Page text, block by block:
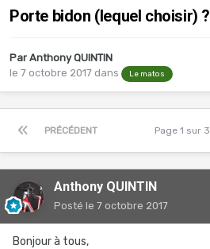
Porte bidon (lequel choisir) ?
Par Anthony QUINTIN
le 7 octobre 2017 dans Le matos
PRÉCÉDENT Page 1 sur 3
Anthony QUINTIN
Posté le 7 octobre 2017
Bonjour à tous,